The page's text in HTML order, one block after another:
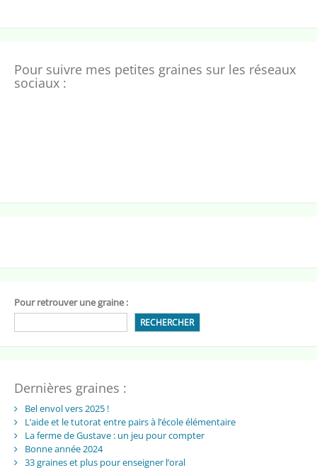
Pour suivre mes petites graines sur les réseaux
sociaux :
Pour retrouver une graine :
RECHERCHER
Dernières graines :
Bel envol vers 2025 !
L’aide et le tutorat entre pairs à l’école élémentaire
La ferme de Gustave : un jeu pour compter
Bonne année 2024
33 graines et plus pour enseigner l’oral